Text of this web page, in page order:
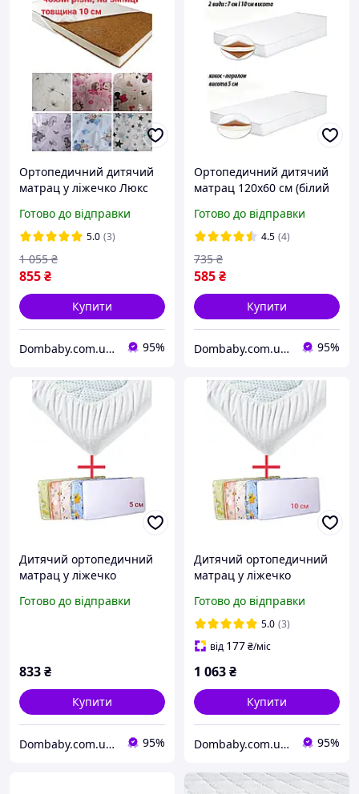
Ортопедичний дитячий
матрац у ліжечко Люкс
дитячий матрац у манеж
Готово до відправки
5.0 (3)
855₴
1 055 ₴
Купити
Dombaby.com.ua - інтернет магазин дитячих товарів 95%
Ортопедичний дитячий
матрац 120х60 см (білий
кокос-поролон
Готово до відправки
4.5 (4)
585₴
735 ₴
Купити
Dombaby.com.ua - інтернет магазин дитячих товарів 95%
Дитячий ортопедичний
матрац у ліжечко
поролон +
Готово до відправки
833₴
Купити
Dombaby.com.ua - інтернет магазин дитячих товарів 95%
Дитячий ортопедичний
матрац у ліжечко
поролон-кокос +
водонепроникний
наматрацник
Готово до відправки
5.0 (3)
від 177₴/міс
1 063₴
Купити
Dombaby.com.ua - інтернет магазин дитячих товарів 95%